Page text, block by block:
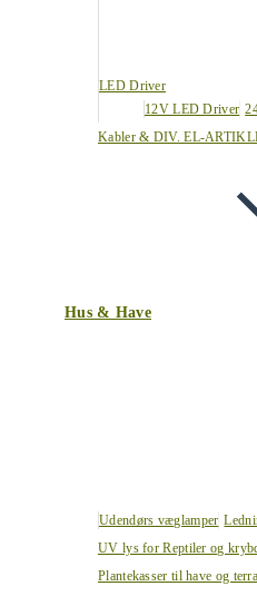
LED Driver
12V LED Driver
Kabler & DIV. EL-
Hus & Have
Udendørs væglamper
UV lys for Reptiler og
Plantekasser til have og